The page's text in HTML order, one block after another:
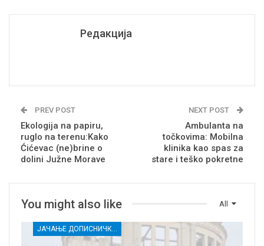
Редакција
PREV POST
Ekologija na papiru,
ruglo na terenu:Kako
Ćićevac (ne)brine o
dolini Južne Morave
NEXT POST
Ambulanta na
točkovima: Mobilna
klinika kao spas za
stare i teško pokretne
All
You might also like
ЈАЧАЊЕ ДОПИСНИЧКЕ МРЕЖЕ НЕЗАВИСНИХ МЕДИЈА У РАСИНСКОМ ОКРУГУ